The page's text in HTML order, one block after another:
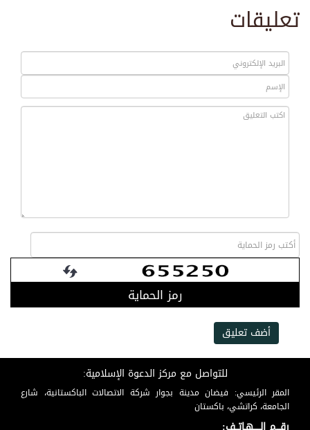
تعليقات
رمز الحماية
أضف تعليق
للتواصل مع مركز الدعوة الإسلامية:
المقر الرئيسي: فيضان مدينة بجوار شركة الاتصالات الباكستانية، شارع
الجامعة، كراتشي، باكستان